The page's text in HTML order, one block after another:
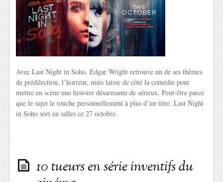
Avec Last Night in Soho, Edgar Wright retrouve un de ses thèmes
de prédilection, l’horreur, mais laisse de côté la comédie pour
mettre en scène une histoire désarmante de sérieux. Peut-être parce
que le sujet le touche personnellement à plus d’un titre. Last Night
in Soho sort en salles ce 27 octobre.
10 tueurs en série inventifs du